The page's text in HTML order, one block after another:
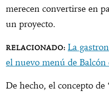
merecen convertirse en
un proyecto.
La
el nuevo menú de Balcón
De hecho, el concepto